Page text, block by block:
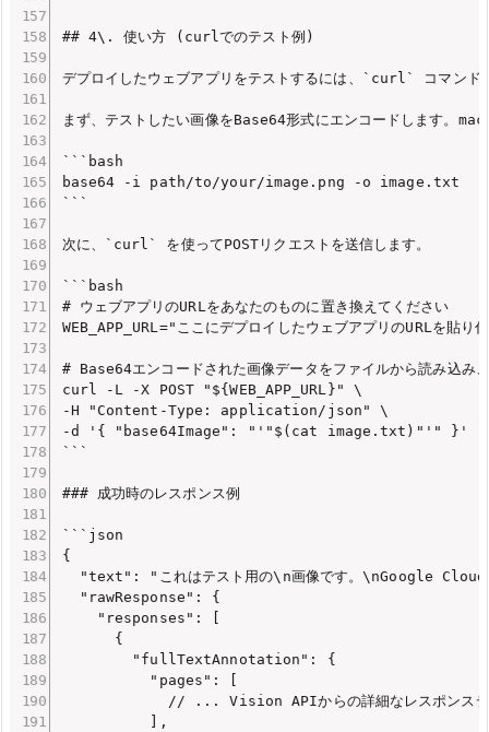
## 4\. 使い方 (curlでのテスト例)
デプロイしたウェブアプリをテストするには、`curl` コマンド
まず、テストしたい画像をBase64形式にエンコードします。
```bash
base64 -i path/to/your/image.png -o image.txt
```
次に、`curl` を使ってPOSTリクエストを送信します。
```bash
# ウェブアプリのURLをあなたのものに置き換えてください
WEB_APP_URL="ここにデプロイしたウェブアプリのURLを貼り
# Base64エンコードされた画像データをファイルから読み込み
curl -L -X POST "${WEB_APP_URL}" \
-H "Content-Type: application/json" \
-d '{ "base64Image": "'"$(cat image.txt)"'" }'
```
### 成功時のレスポンス例
```json
{
"text": "これはテスト用の\n画像です。\nGoogle
  "rawResponse": {
    "responses": [
      {
        "fullTextAnnotation": {
          "pages": [
// ... Vision APIからの詳細なレスポンス
          ],